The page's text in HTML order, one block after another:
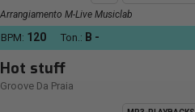
Arrangiamento M-Live Musiclab
BPM: 120 Ton.: B -
Hot stuff
Groove Da Praia